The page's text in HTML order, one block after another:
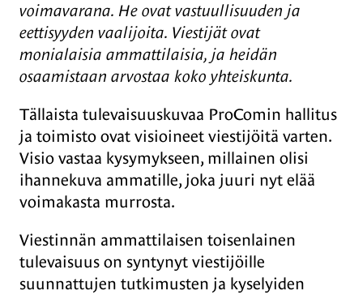
voimavarana. He ovat vastuullisuuden ja
eettisyyden vaalijoita. Viestijät ovat
monialaisia ammattilaisia, ja heidän
osaamistaan arvostaa koko yhteiskunta.
Tällaista tulevaisuuskuvaa ProComin hallitus
ja toimisto ovat visioineet viestijöitä varten.
Visio vastaa kysymykseen, millainen olisi
ihannekuva ammatille, joka juuri nyt elää
voimakasta murrosta.
Viestinnän ammattilaisen toisenlainen
tulevaisuus on syntynyt viestijöille
suunnattujen tutkimusten ja kyselyiden